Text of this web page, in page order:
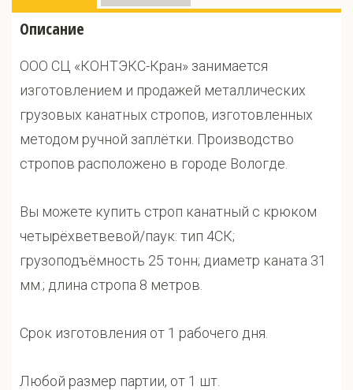
Описание
ООО СЦ «КОНТЭКС-Кран» занимается
изготовлением и продажей металлических
грузовых канатных стропов, изготовленных
методом ручной заплётки. Производство
стропов расположено в городе Вологде.
Вы можете купить строп канатный с крюком
четырёхветвевой/паук: тип 4СК;
грузоподъёмность 25 тонн; диаметр каната 31
мм.; длина стропа 8 метров.
Срок изготовления от 1 рабочего дня.
Любой размер партии, от 1 шт.